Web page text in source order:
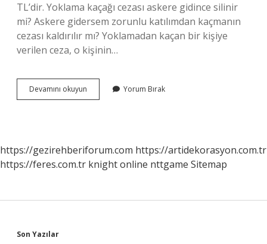
TL’dir. Yoklama kaçağı cezası askere gidince silinir
mi? Askere gidersem zorunlu katılımdan kaçmanın
cezası kaldırılır mı? Yoklamadan kaçan bir kişiye
verilen ceza, o kişinin…
Devamını okuyun
Kaçağı
Yorum Bırak
https://gezirehberiforum.com https://artidekorasyon.com.tr
https://feres.com.tr knight online nttgame Sitemap
Son Yazılar